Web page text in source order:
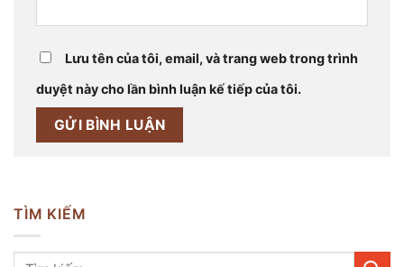
Lưu tên của tôi, email, và trang web trong trình
duyệt này cho lần bình luận kế tiếp của tôi.
TÌM KIẾM